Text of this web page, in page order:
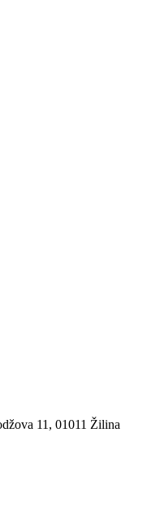
11, 01011 Žilina